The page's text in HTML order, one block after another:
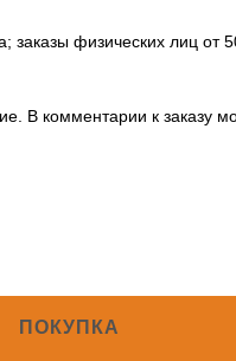
заказы физических лиц от
В комментарии к заказу
ПОКУПКА